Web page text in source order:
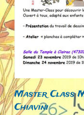
Master Class
Chiavini